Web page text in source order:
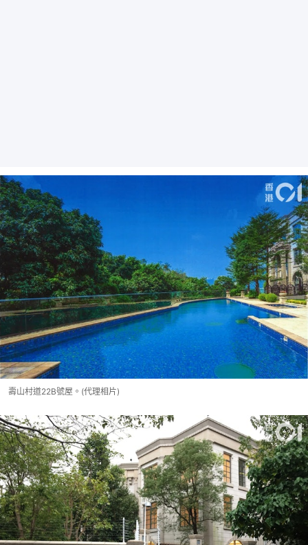
壽山村道22B號屋。(代理相片)